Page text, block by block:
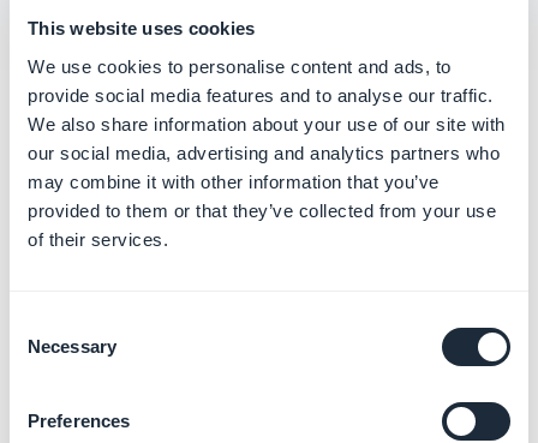
This website uses cookies
We use cookies to personalise content and ads, to
provide social media features and to analyse our traffic.
We also share information about your use of our site with
our social media, advertising and analytics partners who
may combine it with other information that you’ve
provided to them or that they’ve collected from your use
of their services.
Selection
Necessary
Preferences
Categorías
relacionadas
Primeros pasos para crear tu
Conectar un nombre de